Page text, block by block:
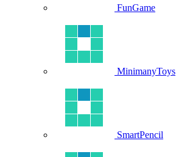
FunGame
MinimanyToys
SmartPencil